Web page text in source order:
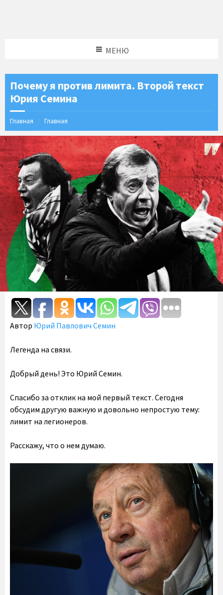
МЕНЮ
Почему я против лимита. Второй текст
Юрия Семина
Главная Главная
Автор Юрий Павлович Семин
Легенда на связи.
Добрый день! Это Юрий Семин.
Спасибо за отклик на мой первый текст. Сегодня
обсудим другую важную и довольно непростую тему:
лимит на легионеров.
Расскажу, что о нем думаю.